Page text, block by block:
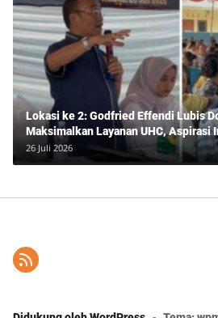
Lokasi ke 2: Godfried Effendi Lubis
Maksimalkan Layanan UHC, Aspirasi
Pendidikan Mengemuka dalam Reses
26 Juli 2026